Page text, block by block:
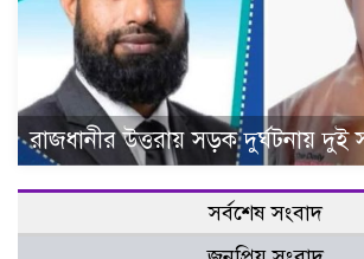
রাজধানীর উত্তরায় সড়ক দুর্ঘটনায় দুই
সর্বশেষ সংবাদ